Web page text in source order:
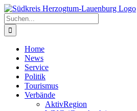
Zum
Inhalt
springen
Suche
nach:
Home
News
Service
Politik
Tourismus
Verbände
AktivRegion